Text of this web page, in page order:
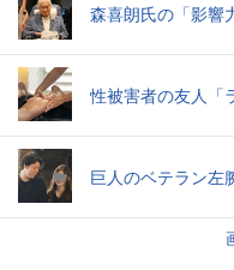
森喜朗氏の「影響
性被害者の友人「
巨人のベテラン左